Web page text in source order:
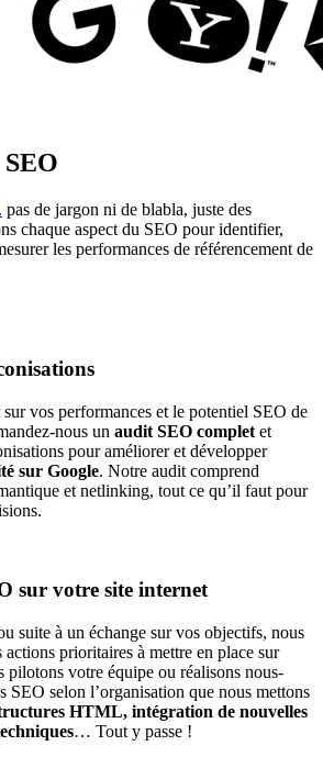
pas de jargon ni de blabla, juste des
chaque aspect du SEO pour identifier,
les performances de référencement de
vos performances et le potentiel SEO de
nous un audit SEO complet et
pour améliorer et développer
sur Google. Notre audit comprend
et netlinking, tout ce qu’il faut pour
sur votre site internet
suite à un échange sur vos objectifs, nous
prioritaires à mettre en place sur
pilotons votre équipe ou réalisons nous-
SEO selon l’organisation que nous mettons
HTML, intégration de nouvelles
… Tout y passe !